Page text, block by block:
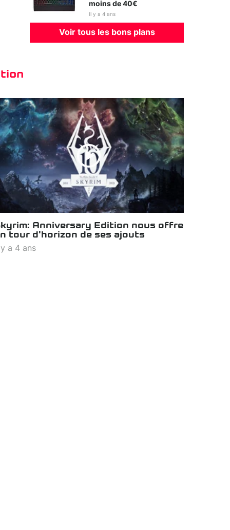
Gran Turismo 7 Elden Ring
moins de 40€
Il y a 4 ans
Voir tous les bons plans
Anniversary Edition nous offre
tour d'horizon de ses ajouts
a 4 ans